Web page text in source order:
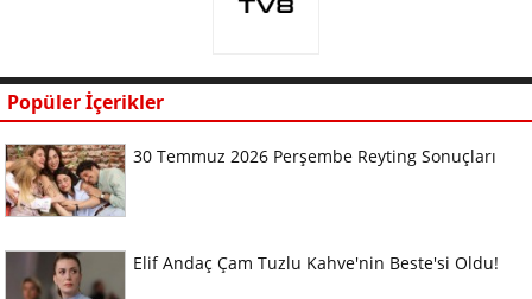
Popüler İçerikler
30 Temmuz 2026 Perşembe Reyting Sonuçları
Elif Andaç Çam Tuzlu Kahve'nin Beste'si Oldu!